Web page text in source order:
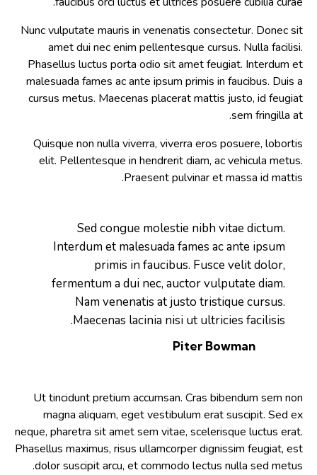
Nunc vulputate mauris in venenatis consectetur. Donec sit
amet dui nec enim pellentesque cursus. Nulla facilisi.
Phasellus luctus porta odio sit amet feugiat. Interdum et
malesuada fames ac ante ipsum primis in faucibus. Duis a
cursus metus. Maecenas placerat mattis justo, id feugiat
sem fringilla at.
Quisque non nulla viverra, viverra eros posuere, lobortis
elit. Pellentesque in hendrerit diam, ac vehicula metus.
Praesent pulvinar et massa id mattis.
Sed congue molestie nibh vitae dictum.
Interdum et malesuada fames ac ante ipsum
primis in faucibus. Fusce velit dolor,
fermentum a dui nec, auctor vulputate diam.
Nam venenatis at justo tristique cursus.
Maecenas lacinia nisi ut ultricies facilisis.
Piter Bowman
Ut tincidunt pretium accumsan. Cras bibendum sem non
magna aliquam, eget vestibulum erat suscipit. Sed ex
neque, pharetra sit amet sem vitae, scelerisque luctus erat.
Phasellus maximus, risus ullamcorper dignissim feugiat, est
dolor suscipit arcu, et commodo lectus nulla sed metus.